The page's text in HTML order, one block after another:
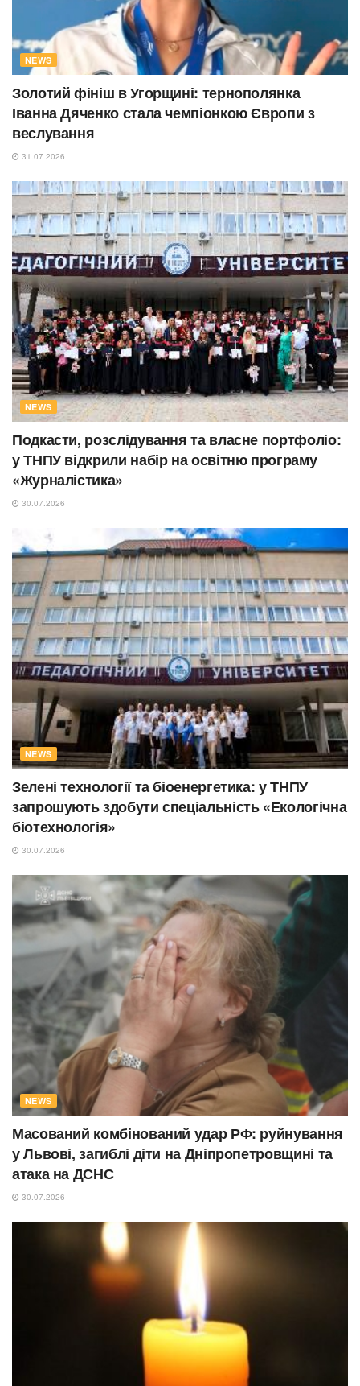
NEWS
Золотий фініш в Угорщині: тернополянка
Іванна Дяченко стала чемпіонкою Європи з
веслування
31.07.2026
NEWS
Подкасти, розслідування та власне портфоліо:
у ТНПУ відкрили набір на освітню програму
«Журналістика»
30.07.2026
NEWS
Зелені технології та біоенергетика: у ТНПУ
запрошують здобути спеціальність «Екологічна
біотехнологія»
30.07.2026
NEWS
Масований комбінований удар РФ: руйнування
у Львові, загиблі діти на Дніпропетровщині та
атака на ДСНС
30.07.2026